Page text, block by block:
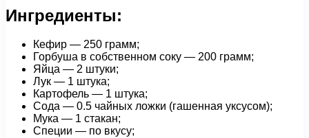
Ингредиенты:
Кефир — 250 грамм;
Горбуша в собственном соку — 200 грамм;
Яйца — 2 штуки;
Лук — 1 штука;
Картофель — 1 штука;
Сода — 0.5 чайных ложки (гашенная уксусом);
Мука — 1 стакан;
Специи — по вкусу;